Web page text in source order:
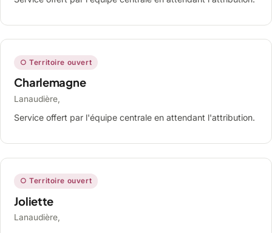
○ Territoire ouvert
Charlemagne
Lanaudière,
Service offert par l'équipe centrale en attendant l'attribution.
○ Territoire ouvert
Joliette
Lanaudière,